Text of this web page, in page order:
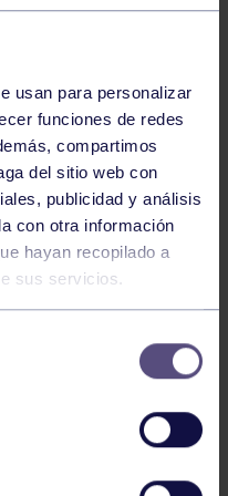
usan para personalizar
funciones de redes
compartimos
del sitio web con
publicidad y análisis
con otra información
hayan recopilado a
sus servicios.
este fin de semana
Covadonga brilló
de Verano
en la categoría
excelente resultado
significado muy
, culminando
, cuando
y decidió
como ilusionante: